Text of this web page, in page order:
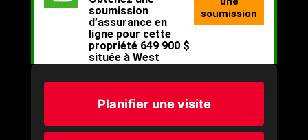
Planifier une visite